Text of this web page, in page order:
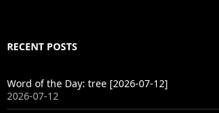
RECENT POSTS
Word of the Day: tree [2026-07-12]
2026-07-12